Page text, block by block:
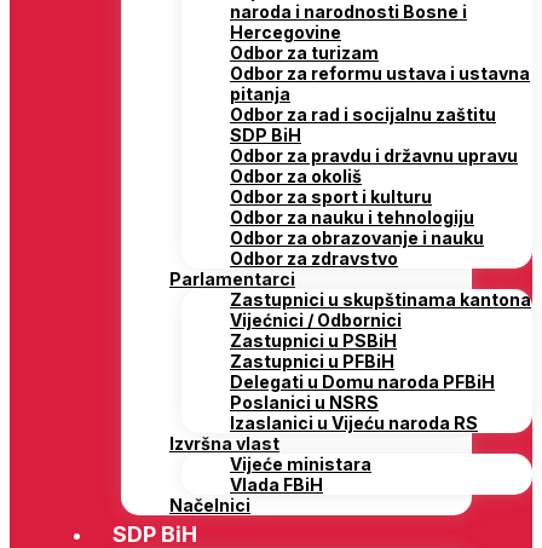
naroda i narodnosti Bosne i
Hercegovine
Odbor za turizam
Odbor za reformu ustava i ustavna
pitanja
Odbor za rad i socijalnu zaštitu
SDP BiH
Odbor za pravdu i državnu upravu
Odbor za okoliš
Odbor za sport i kulturu
Odbor za nauku i tehnologiju
Odbor za obrazovanje i nauku
Odbor za zdravstvo
Parlamentarci
Zastupnici u skupštinama kantona
Vijećnici / Odbornici
Zastupnici u PSBiH
Zastupnici u PFBiH
Delegati u Domu naroda PFBiH
Poslanici u NSRS
Izaslanici u Vijeću naroda RS
Izvršna vlast
Vijeće ministara
Vlada FBiH
Načelnici
SDP BiH